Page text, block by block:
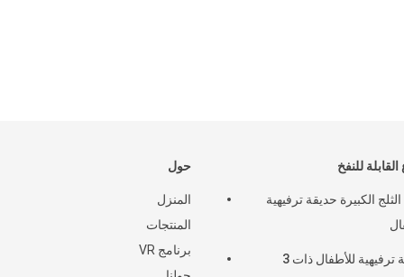
حول
المنزل
المنتجات
برنامج VR
القابلة للنفخ
الكبيرة حديقة ترفيهية
حديقة ترفيهية للأطفال ذات 3